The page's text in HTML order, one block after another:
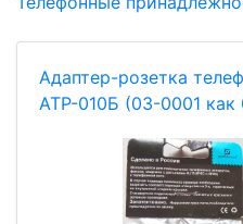
Адаптер-розетка
АТР-010Б (03-0001 как